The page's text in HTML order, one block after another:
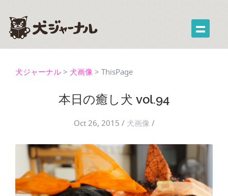
犬ジャーナル > 犬画像 > ThisPage
本日の癒し犬 vol.94
Oct 26, 2015 / 犬画像 /